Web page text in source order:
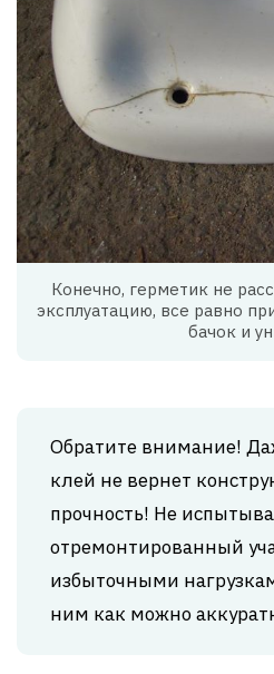
Конечно, герметик не
эксплуатацию, все равно
бачок и
Обратите внимание!
клей не вернет
прочность! Не
отремонтированный
избыточными
ним как можно